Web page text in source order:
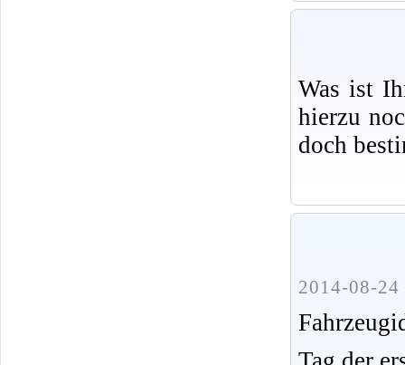
Was ist
hierzu
doch
2014-08-24